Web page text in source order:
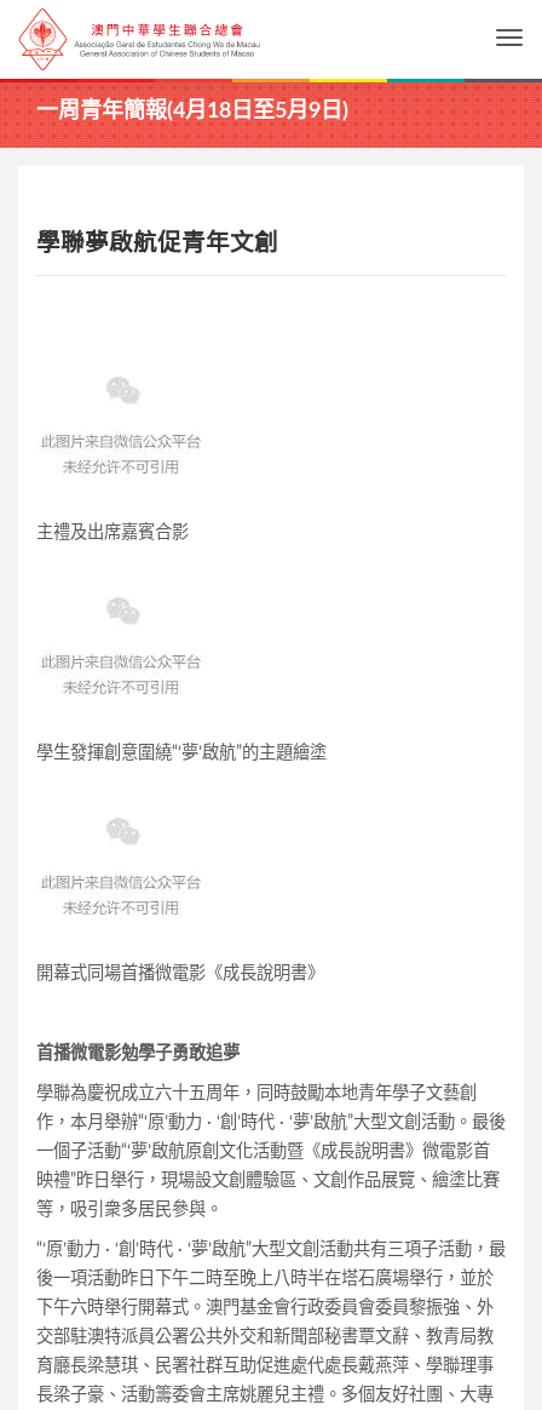
一周青年簡報(4月18日至5月9日)
學聯夢啟航促青年文創
主禮及出席嘉賓合影
學生發揮創意圍繞“‘夢’啟航”的主題繪塗
開幕式同場首播微電影《成長說明書》
首播微電影勉學子勇敢追夢
學聯為慶祝成立六十五周年，同時鼓勵本地青年學子文藝創
作，本月舉辦“‘原’動力 · ‘創’時代 · ‘夢’啟航”大型文創活動。最後
一個子活動“‘夢’啟航原創文化活動暨《成長說明書》微電影首
映禮”昨日舉行，現場設文創體驗區、文創作品展覽、繪塗比賽
等，吸引衆多居民參與。
“‘原’動力 · ‘創’時代 · ‘夢’啟航”大型文創活動共有三項子活動，最
後一項活動昨日下午二時至晚上八時半在塔石廣場舉行，並於
下午六時舉行開幕式。澳門基金會行政委員會委員黎振強、外
交部駐澳特派員公署公共外交和新聞部秘書覃文辭、教青局教
育廳長梁慧琪、民署社群互助促進處代處長戴燕萍、學聯理事
長梁子豪、活動籌委會主席姚麗兒主禮。多個友好社團、大專